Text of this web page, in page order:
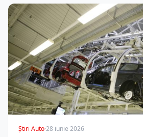
Știri Auto·28 iunie 2026